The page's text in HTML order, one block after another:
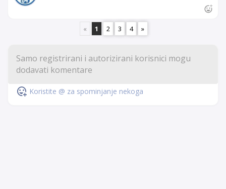
« 1 2 3 4 »
Koristite @ za spominjanje nekoga